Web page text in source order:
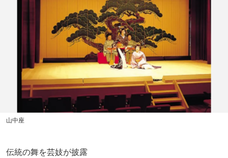
山中座
伝統の舞を芸妓が披露